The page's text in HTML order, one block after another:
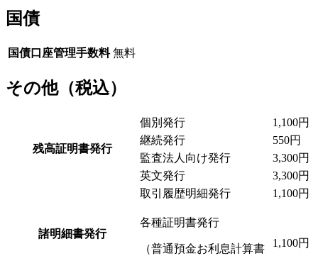
国債
国債口座管理手数料 無料
その他（税込）
残高証明書発行
個別発行
1,100円
継続発行
550円
監査法人向け発行
3,300円
英文発行
3,300円
諸明細書発行
取引履歴明細発行 1,100円
各種証明書発行
（普通預金お利息計算書
1,100円